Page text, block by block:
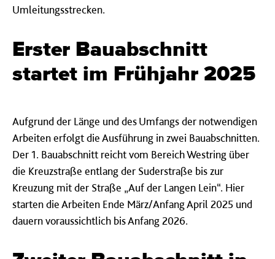
Umleitungsstrecken.
Erster Bauabschnitt
startet im Frühjahr 2025
Aufgrund der Länge und des Umfangs der notwendigen
Arbeiten erfolgt die Ausführung in zwei Bauabschnitten.
Der 1. Bauabschnitt reicht vom Bereich Westring über
die Kreuzstraße entlang der Suderstraße bis zur
Kreuzung mit der Straße „Auf der Langen Lein“. Hier
starten die Arbeiten Ende März/Anfang April 2025 und
dauern voraussichtlich bis Anfang 2026.